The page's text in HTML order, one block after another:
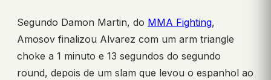
Segundo Damon Martin, do MMA Fighting,
Amosov finalizou Alvarez com um arm triangle
choke a 1 minuto e 13 segundos do segundo
round, depois de um slam que levou o espanhol ao